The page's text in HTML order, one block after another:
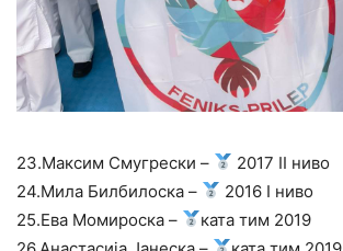
23.Максим Смугрески –
2017 II ниво
24.Мила Билбилоска –
2016 I ниво
25.Ева Момироска –
ката тим 2019